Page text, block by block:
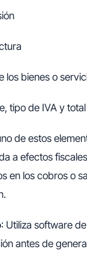
los bienes o
tipo de IVA y
de estos
a efectos
en los cobros o
: Utiliza software
antes de